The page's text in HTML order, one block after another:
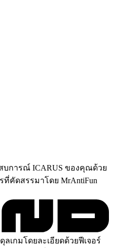
การณ์ ICARUS ของคุณด้วย
ที่คัดสรรมาโดย MrAntiFun
ลเกมโดยละเอียดด้วยฟีเจอร์